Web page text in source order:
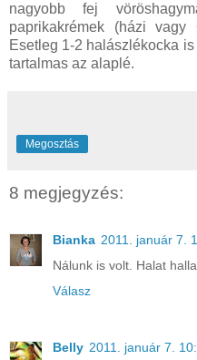
nagyobb fej
paprikakrémek (házi vagy
Esetleg 1-2 halászlékocka
tartalmas az alaplé.
Megosztás
8 megjegyzés:
Bianka 2011. január 7.
Nálunk is volt. Halat
Válasz
Belly 2011. január 7.